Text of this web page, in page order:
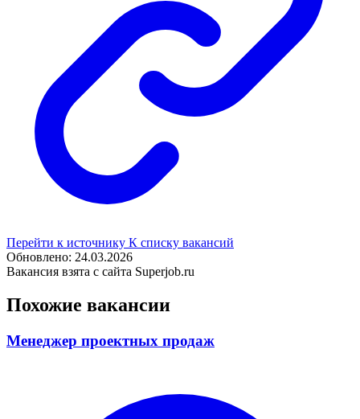
Перейти к источнику К списку вакансий
Обновлено: 24.03.2026
Вакансия взята с сайта Superjob.ru
Похожие вакансии
Менеджер проектных продаж